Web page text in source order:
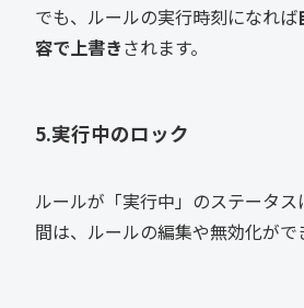
でも、ルールの実行時刻になれば
容で上書きされます。
5.実行中のロック
ルールが「実行中」のステータ
間は、ルールの編集や無効化がで